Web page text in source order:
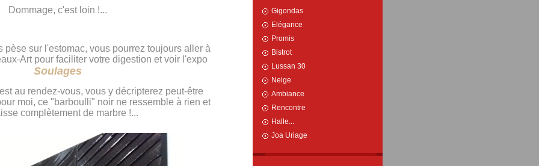
Gigondas
Elégance
Promis
Bistrot
Lussan 30
Neige
Ambiance
Rencontre
Halle...
Joa Uriage
Dommage, c'est loin !...
pèse sur l'estomac, vous pourrez toujours aller à
Art pour faciliter votre digestion et voir l'expo
Soulages
au rendez-vous, vous y décripterez peut-être
moi, ce "barboulli" noir ne ressemble à rien et
complètement de marbre !...